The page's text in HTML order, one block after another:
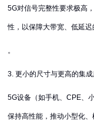
5G对信号完整性要求极高
性，以保障大带宽、低延
。
3. 更小的尺寸与更高的集
5G设备（如手机、CPE、
保持高性能，推动小型化